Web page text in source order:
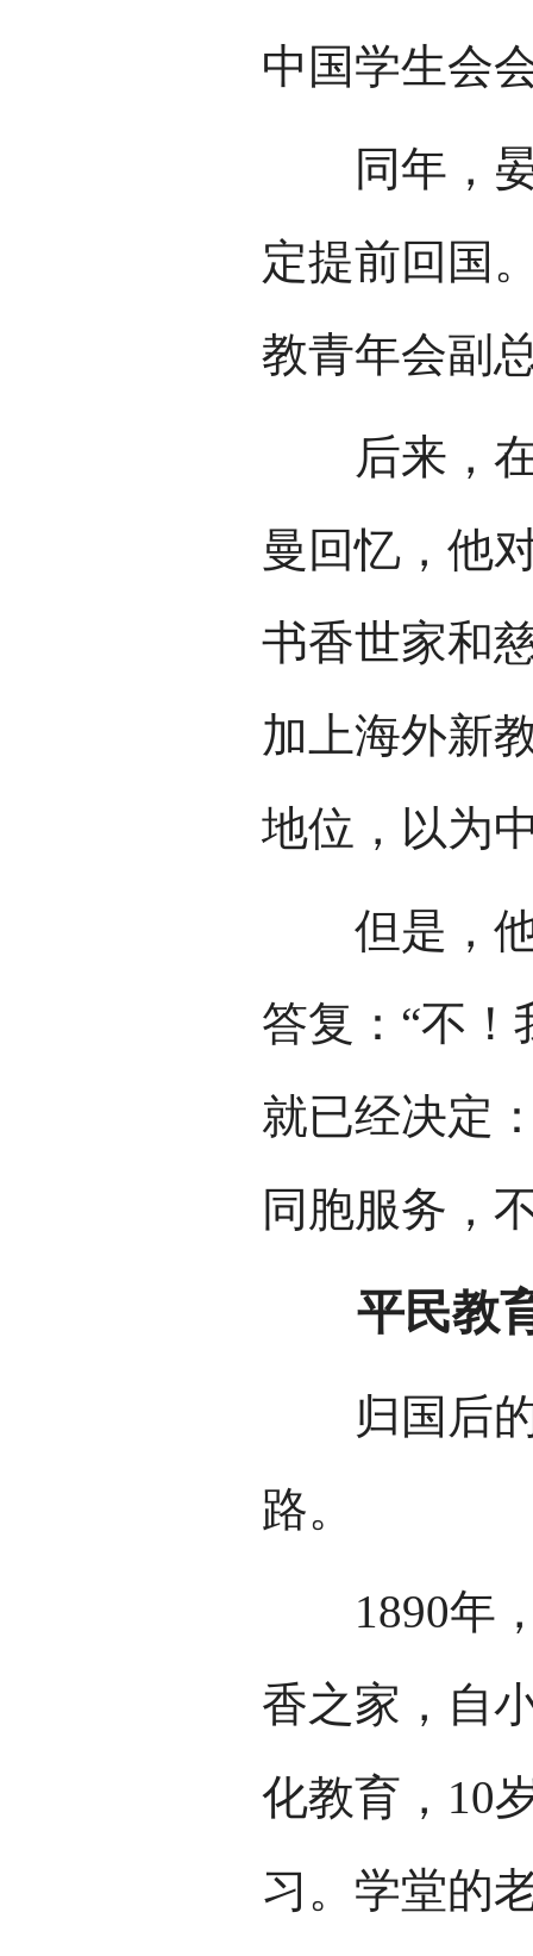
中国学生会
同年，晏
定提前回国
教青年会副
后来，在
曼回忆，他
书香世家和
加上海外新
地位，以为
但是，他
答复：“不
就已经决定
同胞服务，
平民教育
归国后的
路。
1890年，
香之家，自
化教育，10
习。学堂的